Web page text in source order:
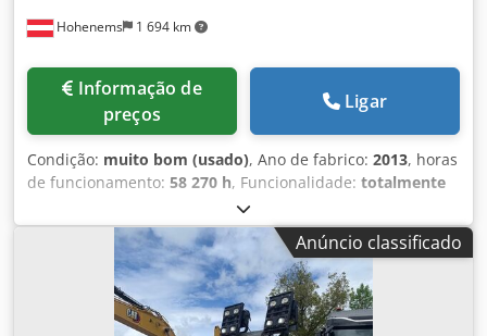
Hohenems 1 694 km
preços
Ligar
Condição: muito bom (usado), Ano de fabrico: 2013, horas
de funcionamento: 58 270 h, Funcionalidade: totalmente
, Compressor de parafuso sem óleo Atlas Copco
ZR90VSD Inversor integrado 90 kW 9 bar 15,50 m³/min
Djdpfx Aiszmwc He Tock Ano de fabricação: 2013 Horas de
operação: 58.270
Anúncio classificado